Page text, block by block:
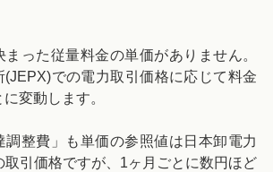
った従量料金の単価がありません。
(JEPX)での電力取引価格に応じて料金
変動します。
調整費」も単価の参照値は日本卸電力
取引価格ですが、1ヶ月ごとに数円ほど